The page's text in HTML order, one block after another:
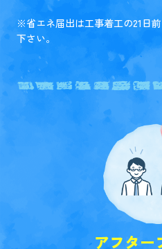
※省エネ届出は工事着工の21日
下さい。
アフター